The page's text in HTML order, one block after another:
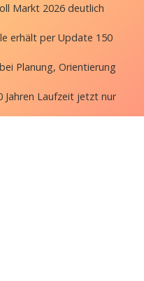
Markt 2026 deutlich
erhält per Update 150
Planung, Orientierung
Jahren Laufzeit jetzt nur